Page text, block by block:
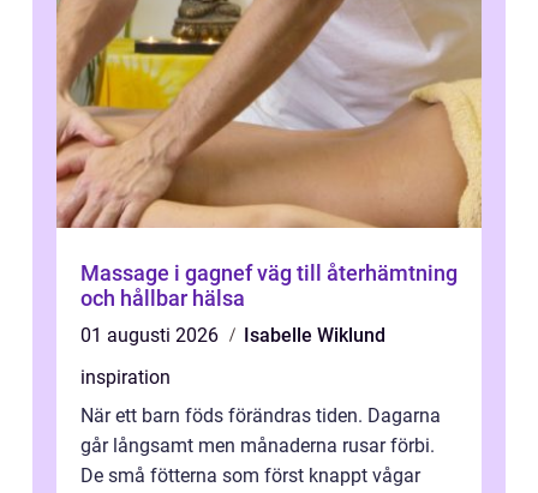
Massage i gagnef väg till återhämtning
och hållbar hälsa
01 augusti 2026
Isabelle Wiklund
inspiration
När ett barn föds förändras tiden. Dagarna
går långsamt men månaderna rusar förbi.
De små fötterna som först knappt vågar